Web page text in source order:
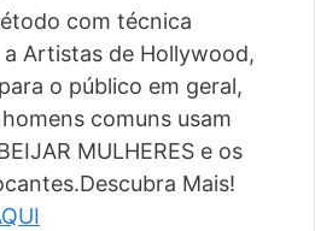
com técnica
Artistas de Hollywood,
o público em geral,
comuns usam
MULHERES e os
Mais!